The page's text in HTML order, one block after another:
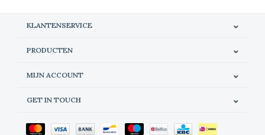
KLANTENSERVICE
PRODUCTEN
MIJN ACCOUNT
GET IN TOUCH